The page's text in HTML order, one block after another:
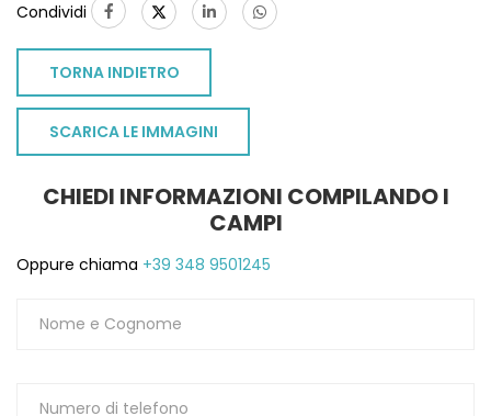
Condividi
TORNA INDIETRO
SCARICA LE IMMAGINI
CHIEDI INFORMAZIONI COMPILANDO I
CAMPI
Oppure chiama +39 348 9501245